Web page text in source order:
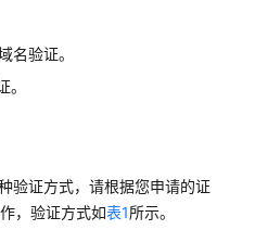
名验证。
验证方式，请根据您申请的证
，验证方式如表1所示。